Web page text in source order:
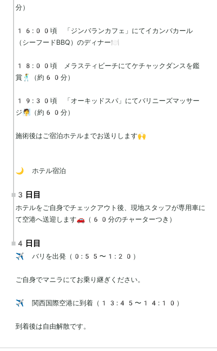
分）
16:00頃　「ジンバランカフェ」にてイカンバカール
（シーフードBBQ）のディナー🍽️
18:00頃　メラスティビーチにてケチャックダンスを鑑
賞🕺（約60分）
19:30頃　「オーキッドスパ」にてバリニーズマッサー
ジ🧖（約60分）
施術後はご宿泊ホテルまでお送りします🙌
🌙 ホテル宿泊
3日目
ホテルをご自身でチェックアウト後、現地スタッフが専用車に
て空港へ送迎します🚗（60分のチャーターつき）
4日目
✈️ バリを出発（0:55〜1:20）
ご自身でマニラにてお乗り継ぎください。
✈️ 関西国際空港に到着（13:45〜14:10）
到着後は自由解散です。